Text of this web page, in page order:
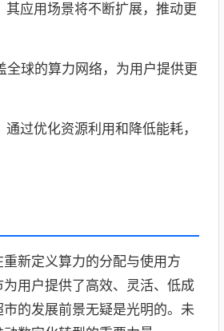
应用场景将不断扩展，推动更
全球的算力网络，为用户提供更
过优化资源利用和降低能耗，
新定义算力的分配与使用方
用户提供了高效、灵活、低成
的发展前景无疑是光明的。未